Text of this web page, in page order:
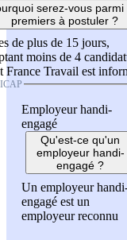
serez-vous parmi
premiers à postuler ?
de plus de 15 jours,
moins de 4
France Travail est
Employeur handi-
engagé
Qu'est-ce qu'un
employeur handi-
engagé ?
Un employeur
engagé est un
employeur reconnu